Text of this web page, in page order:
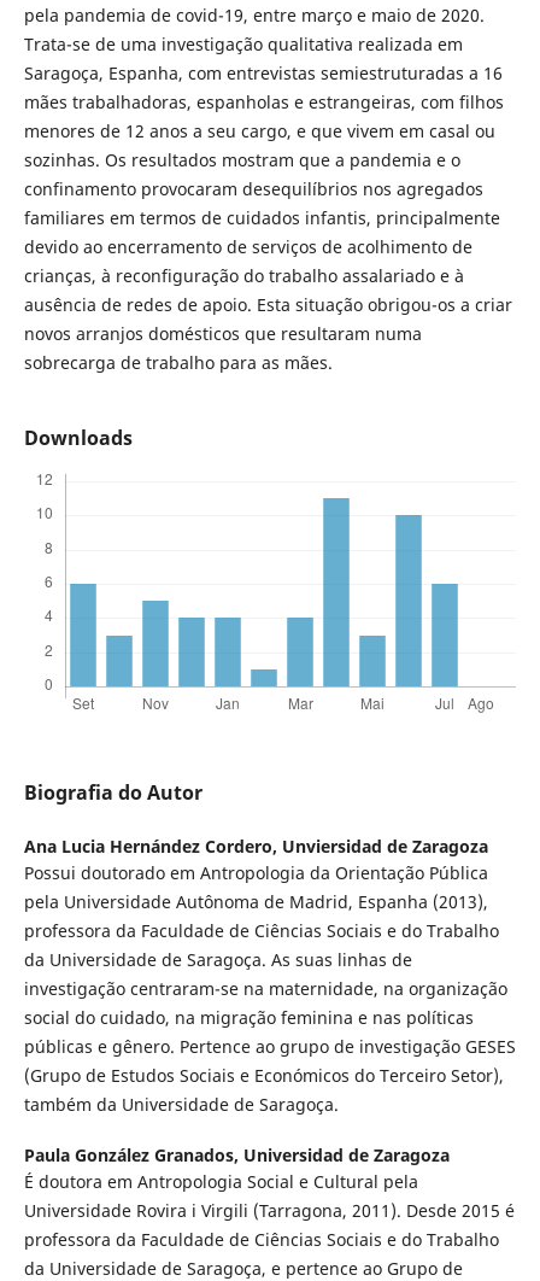
pela pandemia de covid-19, entre março e maio de 2020.
Trata-se de uma investigação qualitativa realizada em
Saragoça, Espanha, com entrevistas semiestruturadas a 16
mães trabalhadoras, espanholas e estrangeiras, com filhos
menores de 12 anos a seu cargo, e que vivem em casal ou
sozinhas. Os resultados mostram que a pandemia e o
confinamento provocaram desequilíbrios nos agregados
familiares em termos de cuidados infantis, principalmente
devido ao encerramento de serviços de acolhimento de
crianças, à reconfiguração do trabalho assalariado e à
ausência de redes de apoio. Esta situação obrigou-os a criar
novos arranjos domésticos que resultaram numa
sobrecarga de trabalho para as mães.
Downloads
Biografia do Autor
Ana Lucia Hernández Cordero, Unviersidad de Zaragoza
Possui doutorado em Antropologia da Orientação Pública
pela Universidade Autônoma de Madrid, Espanha (2013),
professora da Faculdade de Ciências Sociais e do Trabalho
da Universidade de Saragoça. As suas linhas de
investigação centraram-se na maternidade, na organização
social do cuidado, na migração feminina e nas políticas
públicas e gênero. Pertence ao grupo de investigação GESES
(Grupo de Estudos Sociais e Económicos do Terceiro Setor),
também da Universidade de Saragoça.
Paula González Granados, Universidad de Zaragoza
É doutora em Antropologia Social e Cultural pela
Universidade Rovira i Virgili (Tarragona, 2011). Desde 2015 é
professora da Faculdade de Ciências Sociais e do Trabalho
da Universidade de Saragoça, e pertence ao Grupo de